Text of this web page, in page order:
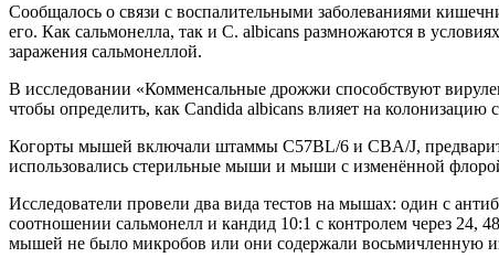
Сообщалось о связи с воспалительными заболеваниями
его. Как сальмонелла, так и C. albicans размножаются в
заражения сальмонеллой.
В исследовании «Комменсальные дрожжи способствуют
чтобы определить, как Candida albicans влияет на колонизацию
Когорты мышей включали штаммы C57BL/6 и CBA/J,
использовались стерильные мыши и мыши с изменённой
Исследователи провели два вида тестов на мышах: один с
соотношении сальмонелл и кандид 10:1 с контролем через 24,
мышей не было микробов или они содержали восьмичленную